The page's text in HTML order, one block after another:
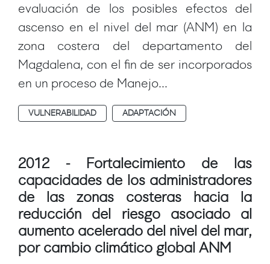
evaluación de los posibles efectos del
ascenso en el nivel del mar (ANM) en la
zona costera del departamento del
Magdalena, con el fin de ser incorporados
en un proceso de Manejo...
VULNERABILIDAD ADAPTACIÓN
2012 - Fortalecimiento de las
capacidades de los administradores
de las zonas costeras hacia la
reducción del riesgo asociado al
aumento acelerado del nivel del mar,
por cambio climático global ANM